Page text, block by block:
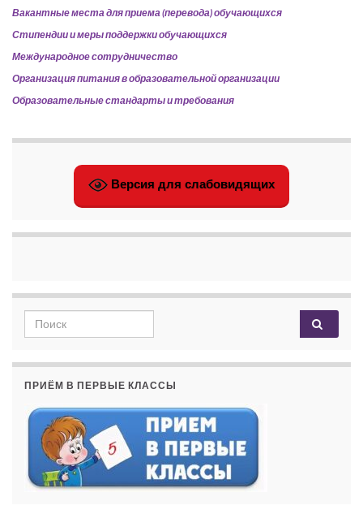
Вакантные места для приема (перевода) обучающихся
Стипендии и меры поддержки обучающихся
Международное сотрудничество
Организация питания в образовательной организации
Образовательные стандарты и требования
Версия для слабовидящих
Search for:
ПРИЁМ В ПЕРВЫЕ КЛАССЫ